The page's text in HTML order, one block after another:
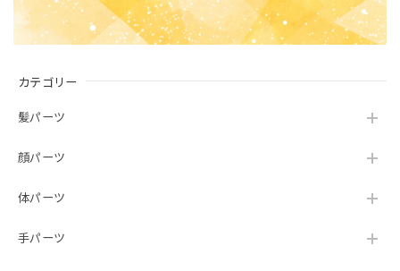
カテゴリー
髪パーツ
顔パーツ
体パーツ
手パーツ